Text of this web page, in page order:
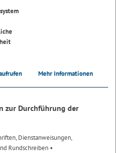
Mehr Informationen
zur Durchführung der
Dienstanweisungen,
Rundschreiben •